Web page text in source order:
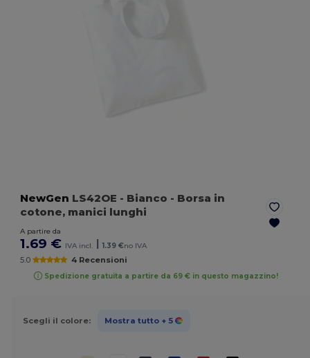
NewGen LS42OE - Bianco - Borsa in
cotone, manici lunghi
A partire da
1.69 € IVA incl. | 1.39 €no IVA
5.0 4 Recensioni
Spedizione gratuita a partire da 69 € in questo magazzino!
Scegli il colore: Mostra tutto + 5